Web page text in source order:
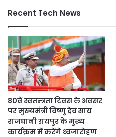
Recent Tech News
80वें स्वतन्त्रता दिवस के अवसर
पर मुख्यमंत्री विष्णु देव साय
राजधानी रायपुर के मुख्य
कार्यक्रम में करेंगे ध्वजारोहण